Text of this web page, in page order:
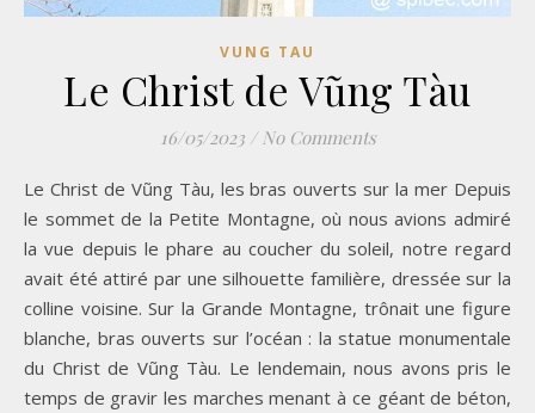
VUNG TAU
Le Christ de Vũng Tàu
16/05/2023 / No Comments
Le Christ de Vũng Tàu, les bras ouverts sur la mer Depuis
le sommet de la Petite Montagne, où nous avions admiré
la vue depuis le phare au coucher du soleil, notre regard
avait été attiré par une silhouette familière, dressée sur la
colline voisine. Sur la Grande Montagne, trônait une figure
blanche, bras ouverts sur l’océan : la statue monumentale
du Christ de Vũng Tàu. Le lendemain, nous avons pris le
temps de gravir les marches menant à ce géant de béton,